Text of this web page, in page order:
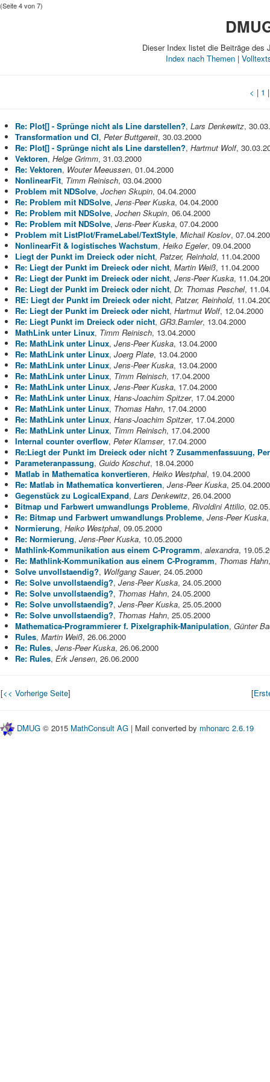
(Seite 4 von 7)
Dieser Index listet die Beiträge des
Index nach Themen |
< | 1
Re: Plot[] - Sprünge nicht als Line darstellen?, Lars Denkewitz,
Transformation und CI, Peter Buttgereit, 30.03.2000
Re: Plot[] - Sprünge nicht als Line darstellen?, Hartmut Wolf,
Vektoren, Helge Grimm, 31.03.2000
Re: Vektoren, Wouter Meeussen, 01.04.2000
NonlinearFit, Timm Reinisch, 03.04.2000
Problem mit NDSolve, Jochen Skupin, 04.04.2000
Re: Problem mit NDSolve, Jens-Peer Kuska, 04.04.2000
Re: Problem mit NDSolve, Jochen Skupin, 06.04.2000
Re: Problem mit NDSolve, Jens-Peer Kuska, 07.04.2000
Problem mit ListPlot/FrameLabel/TextStyle, Michail Koslov,
NonlinearFit & logistisches Wachstum, Heiko Egeler, 09.04.2000
Liegt der Punkt im Dreieck oder nicht, Patzer, Reinhold, 11.04.2000
Re: Liegt der Punkt im Dreieck oder nicht, Martin Weiß, 11.04.2000
Re: Liegt der Punkt im Dreieck oder nicht, Jens-Peer Kuska,
Re: Liegt der Punkt im Dreieck oder nicht, Dr. Thomas Peschel,
RE: Liegt der Punkt im Dreieck oder nicht, Patzer, Reinhold,
Re: Liegt der Punkt im Dreieck oder nicht, Hartmut Wolf, 12.04.2000
Re: Liegt Punkt im Dreieck oder nicht, GR3.Bamler, 13.04.2000
MathLink unter Linux, Timm Reinisch, 13.04.2000
Re: MathLink unter Linux, Jens-Peer Kuska, 13.04.2000
Re: MathLink unter Linux, Joerg Plate, 13.04.2000
Re: MathLink unter Linux, Jens-Peer Kuska, 13.04.2000
Re: MathLink unter Linux, Timm Reinisch, 17.04.2000
Re: MathLink unter Linux, Jens-Peer Kuska, 17.04.2000
Re: MathLink unter Linux, Hans-Joachim Spitzer, 17.04.2000
Re: MathLink unter Linux, Thomas Hahn, 17.04.2000
Re: MathLink unter Linux, Hans-Joachim Spitzer, 17.04.2000
Re: MathLink unter Linux, Timm Reinisch, 17.04.2000
Internal counter overflow, Peter Klamser, 17.04.2000
Re:Liegt der Punkt im Dreieck oder nicht ? Zusammenfassuung,
Parameteranpassung, Guido Koschut, 18.04.2000
Matlab in Mathematica konvertieren, Heiko Westphal, 19.04.2000
Re: Matlab in Mathematica konvertieren, Jens-Peer Kuska, 25.04.2000
Gegenstück zu LogicalExpand, Lars Denkewitz, 26.04.2000
Bitmap und Farbwert umwandlungs Probleme, Rivoldini Attilio,
Re: Bitmap und Farbwert umwandlungs Probleme, Jens-Peer Kuska
Normierung, Heiko Westphal, 09.05.2000
Re: Normierung, Jens-Peer Kuska, 10.05.2000
Mathlink-Kommunikation aus einem C-Programm, alexandra,
Re: Mathlink-Kommunikation aus einem C-Programm, Thomas Hahn
Solve unvollstaendig?, Wolfgang Sauer, 24.05.2000
Re: Solve unvollstaendig?, Jens-Peer Kuska, 24.05.2000
Re: Solve unvollstaendig?, Thomas Hahn, 24.05.2000
Re: Solve unvollstaendig?, Jens-Peer Kuska, 25.05.2000
Re: Solve unvollstaendig?, Thomas Hahn, 25.05.2000
Mathematica-Programmierer f. Pixelgraphik-Manipulation, Günter
Rules, Martin Weiß, 26.06.2000
Re: Rules, Jens-Peer Kuska, 26.06.2000
Re: Rules, Erk Jensen, 26.06.2000
[<< Vorherige Seite] [
DMUG © 2015 MathConsult AG | Mail converted by mhonarc 2.6.19